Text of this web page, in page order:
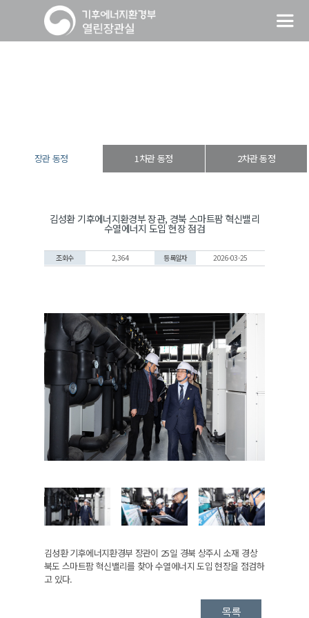
장관 동정 1차관 동정 2차관 동정
김성환 기후에너지환경부 장관, 경북 스마트팜 혁신밸리
수열에너지 도입 현장 점검
조회수 2,364 등록일자 2026-03-25
김성환 기후에너지환경부 장관이 25일 경북 상주시 소재 경상
북도 스마트팜 혁신밸리를 찾아 수열에너지 도입 현장을 점검하
고 있다.